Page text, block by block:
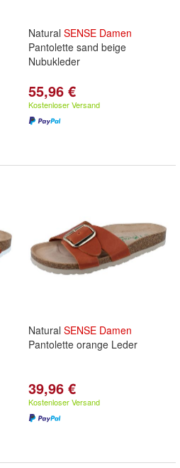
Natural SENSE Damen
Pantolette sand beige
Nubukleder
55,96 €
Kostenloser Versand
Natural SENSE Damen
Pantolette orange Leder
39,96 €
Kostenloser Versand